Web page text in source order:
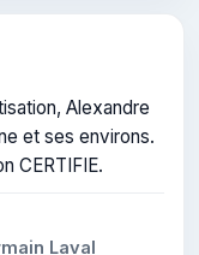
Alexandre
et ses environs.
CERTIFIE.
Laval